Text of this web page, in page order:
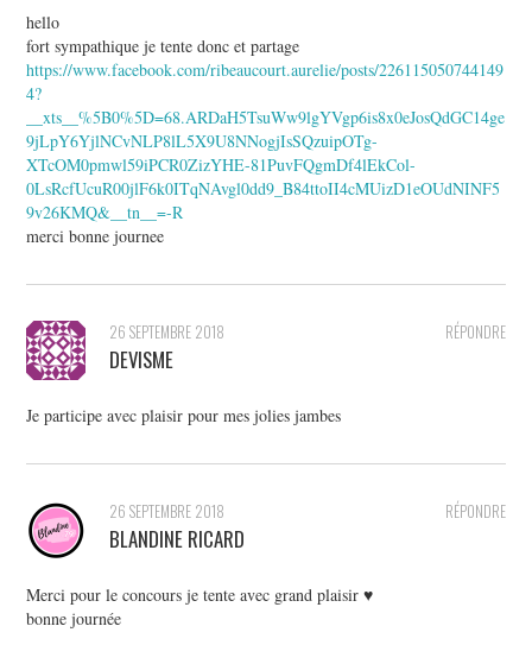
hello
fort sympathique je tente donc et partage
https://www.facebook.com/ribeaucourt.aurelie/posts/226115050744149
4?
__xts__%5B0%5D=68.ARDaH5TsuWw9lgYVgp6is8x0eJosQdGC14ge
9jLpY6YjlNCvNLP8lL5X9U8NNogjIsSQzuipOTg-
XTcOM0pmwl59iPCR0ZizYHE-81PuvFQgmDf4lEkCol-
0LsRcfUcuR00jlF6k0ITqNAvgl0dd9_B84ttoII4cMUizD1eOUdNINF5
9v26KMQ&__tn__=-R
merci bonne journee
RÉPONDRE
26 SEPTEMBRE 2018
DEVISME
Je participe avec plaisir pour mes jolies jambes
RÉPONDRE
26 SEPTEMBRE 2018
BLANDINE RICARD
Merci pour le concours je tente avec grand plaisir ♥
bonne journée